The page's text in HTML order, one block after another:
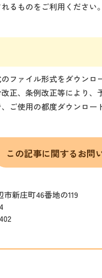
るものをご利用ください。
ファイル形式をダウンロ
正、条例改正等により、
ご使用の都度ダウンロー
この記事に関するお問
市新庄町46番地の119